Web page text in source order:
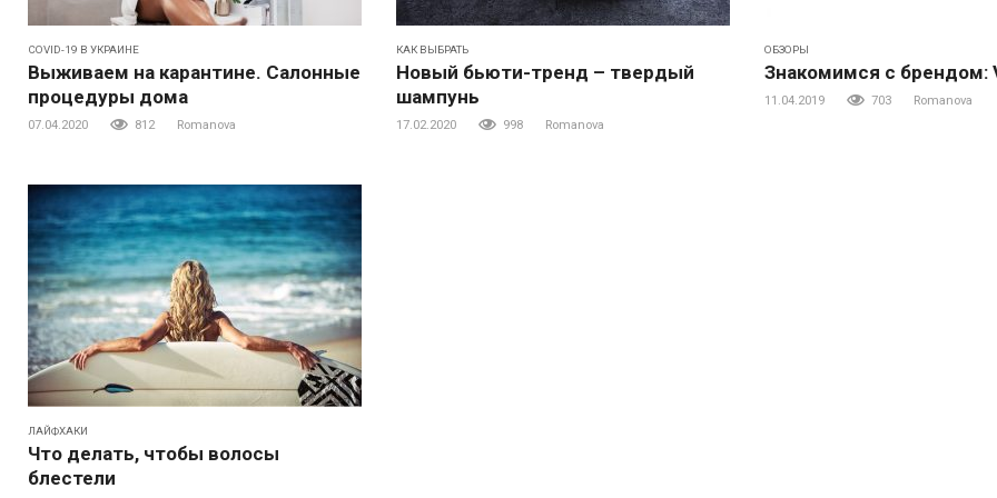
COVID-19 В УКРАИНЕ
Выживаем на карантине. Салонные
процедуры дома
07.04.2020 812 Romanova
КАК ВЫБРАТЬ
Новый бьюти-тренд – твердый
шампунь
17.02.2020 998 Romanova
ОБЗОРЫ
Знакомимся с брендом:
11.04.2019 703 Romanova
ЛАЙФХАКИ
Что делать, чтобы волосы
блестели